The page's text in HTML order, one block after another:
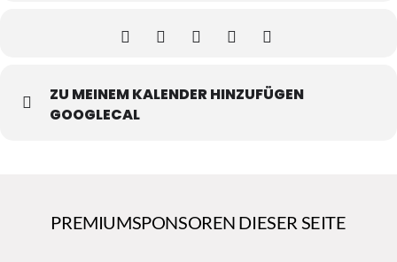
ZU MEINEM KALENDER HINZUFÜGEN
GOOGLECAL
PREMIUMSPONSOREN DIESER SEITE